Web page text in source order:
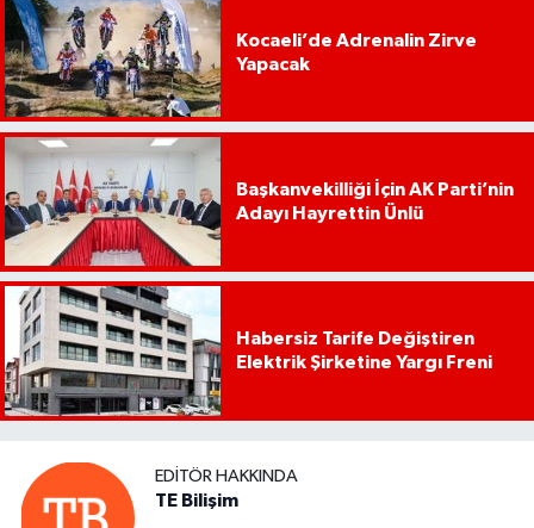
Kocaeli’de Adrenalin Zirve
Yapacak
Başkanvekilliği İçin AK Parti’nin
Adayı Hayrettin Ünlü
Habersiz Tarife Değiştiren
Elektrik Şirketine Yargı Freni
EDITÖR HAKKINDA
TE Bilişim